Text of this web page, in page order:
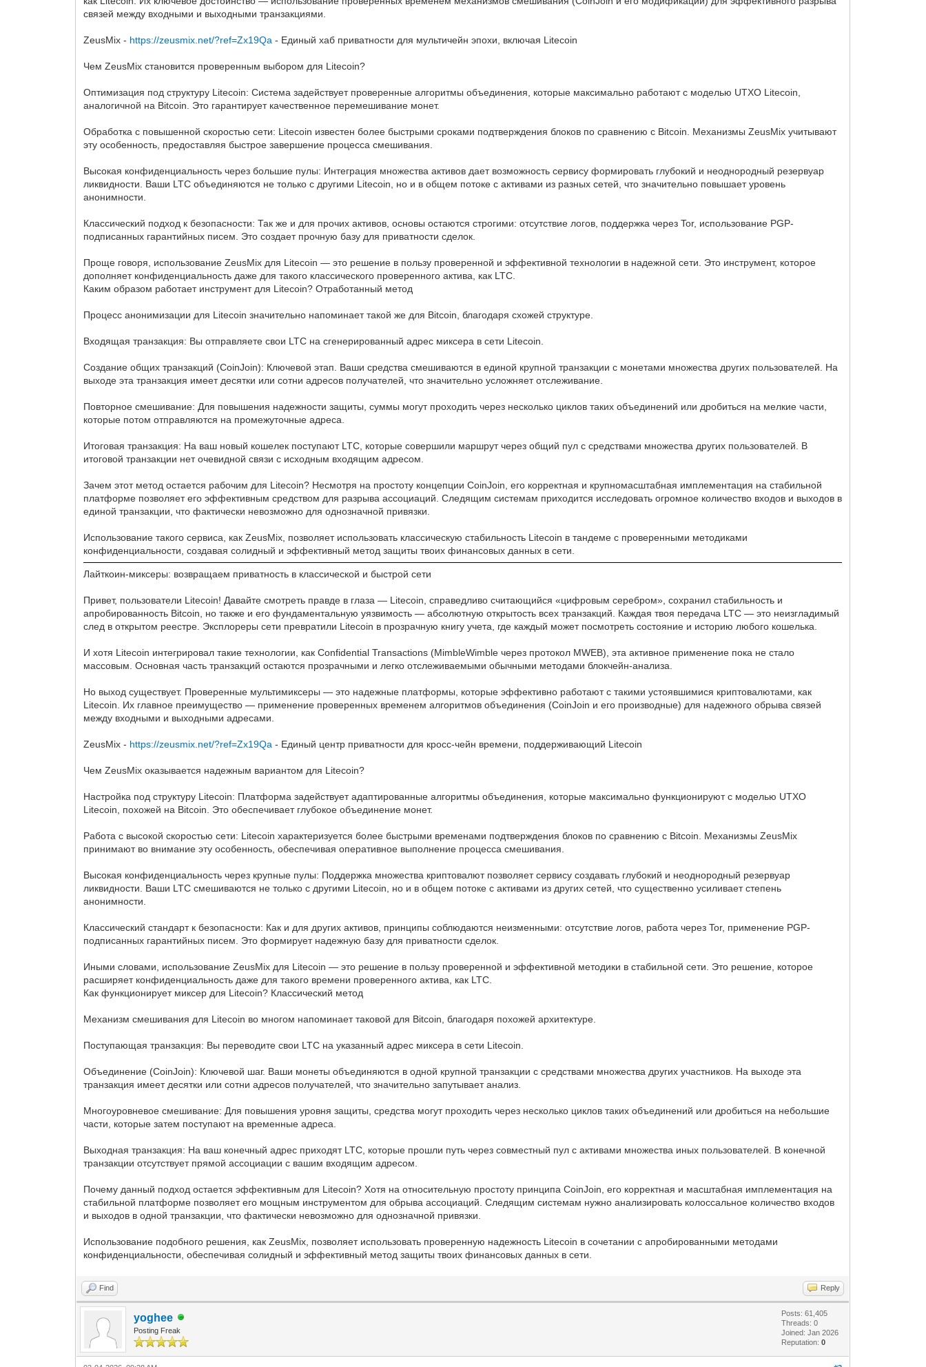
связей между входными и выходными транзакциями.
ZeusMix - https://zeusmix.net/?ref=Zx19Qa - Единый хаб приватности для мультичейн эпохи, включая Litecoin
Чем ZeusMix становится проверенным выбором для Litecoin?
Оптимизация под структуру Litecoin: Система задействует проверенные алгоритмы объединения, которые максимально работают с моделью UTXO Litecoin,
аналогичной на Bitcoin. Это гарантирует качественное перемешивание монет.
Обработка с повышенной скоростью сети: Litecoin известен более быстрыми сроками подтверждения блоков по сравнению с Bitcoin. Механизмы ZeusMix учитывают
эту особенность, предоставляя быстрое завершение процесса смешивания.
Высокая конфиденциальность через большие пулы: Интеграция множества активов дает возможность сервису формировать глубокий и неоднородный резервуар
ликвидности. Ваши LTC объединяются не только с другими Litecoin, но и в общем потоке с активами из разных сетей, что значительно повышает уровень
анонимности.
Классический подход к безопасности: Так же и для прочих активов, основы остаются строгими: отсутствие логов, поддержка через Tor, использование PGP-
подписанных гарантийных писем. Это создает прочную базу для приватности сделок.
Проще говоря, использование ZeusMix для Litecoin — это решение в пользу проверенной и эффективной технологии в надежной сети. Это инструмент, которое
дополняет конфиденциальность даже для такого классического проверенного актива, как LTC.
Каким образом работает инструмент для Litecoin? Отработанный метод
Процесс анонимизации для Litecoin значительно напоминает такой же для Bitcoin, благодаря схожей структуре.
Входящая транзакция: Вы отправляете свои LTC на сгенерированный адрес миксера в сети Litecoin.
Создание общих транзакций (CoinJoin): Ключевой этап. Ваши средства смешиваются в единой крупной транзакции с монетами множества других пользователей. На
выходе эта транзакция имеет десятки или сотни адресов получателей, что значительно усложняет отслеживание.
Повторное смешивание: Для повышения надежности защиты, суммы могут проходить через несколько циклов таких объединений или дробиться на мелкие части,
которые потом отправляются на промежуточные адреса.
Итоговая транзакция: На ваш новый кошелек поступают LTC, которые совершили маршрут через общий пул с средствами множества других пользователей. В
итоговой транзакции нет очевидной связи с исходным входящим адресом.
Зачем этот метод остается рабочим для Litecoin? Несмотря на простоту концепции CoinJoin, его корректная и крупномасштабная имплементация на стабильной
платформе позволяет его эффективным средством для разрыва ассоциаций. Следящим системам приходится исследовать огромное количество входов и выходов в
единой транзакции, что фактически невозможно для однозначной привязки.
Использование такого сервиса, как ZeusMix, позволяет использовать классическую стабильность Litecoin в тандеме с проверенными методиками
конфиденциальности, создавая солидный и эффективный метод защиты твоих финансовых данных в сети.
Лайткоин-миксеры: возвращаем приватность в классической и быстрой сети
Привет, пользователи Litecoin! Давайте смотреть правде в глаза — Litecoin, справедливо считающийся «цифровым серебром», сохранил стабильность и
апробированность Bitcoin, но также и его фундаментальную уязвимость — абсолютную открытость всех транзакций. Каждая твоя передача LTC — это неизгладимый
след в открытом реестре. Эксплореры сети превратили Litecoin в прозрачную книгу учета, где каждый может посмотреть состояние и историю любого кошелька.
И хотя Litecoin интегрировал такие технологии, как Confidential Transactions (MimbleWimble через протокол MWEB), эта активное применение пока не стало
массовым. Основная часть транзакций остаются прозрачными и легко отслеживаемыми обычными методами блокчейн-анализа.
Но выход существует. Проверенные мультимиксеры — это надежные платформы, которые эффективно работают с такими устоявшимися криптовалютами, как
Litecoin. Их главное преимущество — применение проверенных временем алгоритмов объединения (CoinJoin и его производные) для надежного обрыва связей
между входными и выходными адресами.
ZeusMix - https://zeusmix.net/?ref=Zx19Qa - Единый центр приватности для кросс-чейн времени, поддерживающий Litecoin
Чем ZeusMix оказывается надежным вариантом для Litecoin?
Настройка под структуру Litecoin: Платформа задействует адаптированные алгоритмы объединения, которые максимально функционируют с моделью UTXO
Litecoin, похожей на Bitcoin. Это обеспечивает глубокое объединение монет.
Работа с высокой скоростью сети: Litecoin характеризуется более быстрыми временами подтверждения блоков по сравнению с Bitcoin. Механизмы ZeusMix
принимают во внимание эту особенность, обеспечивая оперативное выполнение процесса смешивания.
Высокая конфиденциальность через крупные пулы: Поддержка множества криптовалют позволяет сервису создавать глубокий и неоднородный резервуар
ликвидности. Ваши LTC смешиваются не только с другими Litecoin, но и в общем потоке с активами из других сетей, что существенно усиливает степень
анонимности.
Классический стандарт к безопасности: Как и для других активов, принципы соблюдаются неизменными: отсутствие логов, работа через Tor, применение PGP-
подписанных гарантийных писем. Это формирует надежную базу для приватности сделок.
Иными словами, использование ZeusMix для Litecoin — это решение в пользу проверенной и эффективной методики в стабильной сети. Это решение, которое
расширяет конфиденциальность даже для такого времени проверенного актива, как LTC.
Как функционирует миксер для Litecoin? Классический метод
Механизм смешивания для Litecoin во многом напоминает таковой для Bitcoin, благодаря похожей архитектуре.
Поступающая транзакция: Вы переводите свои LTC на указанный адрес миксера в сети Litecoin.
Объединение (CoinJoin): Ключевой шаг. Ваши монеты объединяются в одной крупной транзакции с средствами множества других участников. На выходе эта
транзакция имеет десятки или сотни адресов получателей, что значительно запутывает анализ.
Многоуровневое смешивание: Для повышения уровня защиты, средства могут проходить через несколько циклов таких объединений или дробиться на небольшие
части, которые затем поступают на временные адреса.
Выходная транзакция: На ваш конечный адрес приходят LTC, которые прошли путь через совместный пул с активами множества иных пользователей. В конечной
транзакции отсутствует прямой ассоциации с вашим входящим адресом.
Почему данный подход остается эффективным для Litecoin? Хотя на относительную простоту принципа CoinJoin, его корректная и масштабная имплементация на
стабильной платформе позволяет его мощным инструментом для обрыва ассоциаций. Следящим системам нужно анализировать колоссальное количество входов
и выходов в одной транзакции, что фактически невозможно для однозначной привязки.
Использование подобного решения, как ZeusMix, позволяет использовать проверенную надежность Litecoin в сочетании с апробированными методами
конфиденциальности, обеспечивая солидный и эффективный метод защиты твоих финансовых данных в сети.
Find Reply
yoghee
Posting Freak
Posts: 61,405
Threads: 0
Joined: Jan 2026
Reputation:0